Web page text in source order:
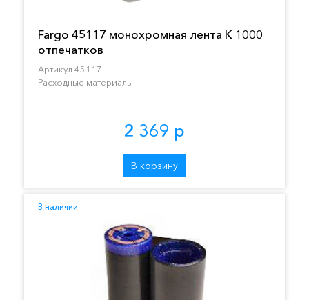
Fargo 45117 монохромная лента K 1000
отпечатков
Артикул 45117
Расходные материалы
2 369 р
В корзину
В наличии